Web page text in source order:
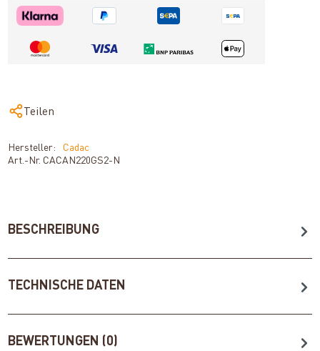
Teilen
Hersteller:
Cadac
Art.-Nr. CACAN220GS2-N
BESCHREIBUNG
TECHNISCHE DATEN
BEWERTUNGEN (0)